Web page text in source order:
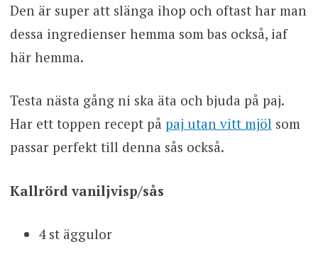
Den är super att slänga ihop och oftast har man
dessa ingredienser hemma som bas också, iaf
här hemma.
Testa nästa gång ni ska äta och bjuda på paj.
Har ett toppen recept på paj utan vitt mjöl som
passar perfekt till denna sås också.
Kallrörd vaniljvisp/sås
4 st äggulor